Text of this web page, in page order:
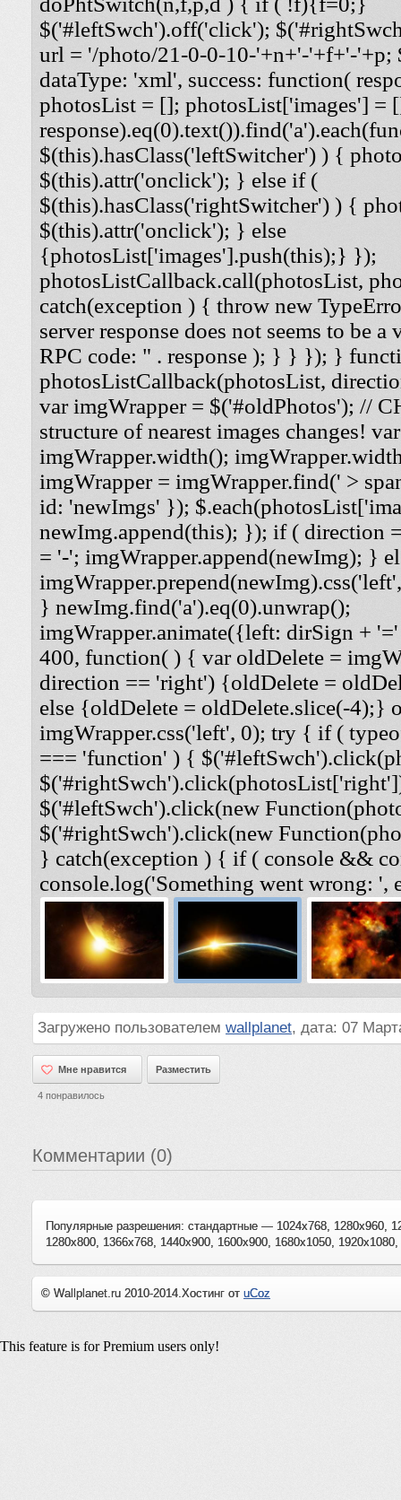
$('#leftSwch').off('click');
url = '/photo/21-0-0-10-'+n+'-'+f+'-'+p;
dataType: 'xml', success: function(
photosList = []; photosList['images'] =
$(this).hasClass('leftSwitcher') ) {
$(this).attr('onclick'); } else if (
$(this).hasClass('rightSwitcher') ) {
$(this).attr('onclick'); } else
{photosList['images'].push(this);} });
photosListCallback.call(photosList,
catch(exception ) { throw new
server response does not seems to be
RPC code: " . response ); } } }); }
photosListCallback(photosList,
var imgWrapper = $('#oldPhotos'); //
structure of nearest images changes!
imgWrapper.width();
imgWrapper = imgWrapper.find(' >
id: 'newImgs' });
newImg.append(this); }); if ( direction
= '-'; imgWrapper.append(newImg); }
} newImg.find('a').eq(0).unwrap();
imgWrapper.animate({left: dirSign +
400, function( ) { var oldDelete =
direction == 'right') {oldDelete =
else {oldDelete = oldDelete.slice(-4);}
imgWrapper.css('left', 0); try { if (
=== 'function' ) {
$('#leftSwch').click(new
$('#rightSwch').click(new
} catch(exception ) { if ( console &&
console.log('Something went wrong:
Загружено пользователем wallplanet, дата: 07
Мне нравится
Мне нравится Разместить
4 понравилось
Комментарии (0)
Популярные разрешения: стандартные — 1024x768, 1280x960,
1280x800, 1366x768, 1440x900, 1600x900, 1680x1050,
© Wallplanet.ru 2010-2014.Хостинг от uCoz
This feature is for Premium users only!